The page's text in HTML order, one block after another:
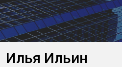
Илья Ильин